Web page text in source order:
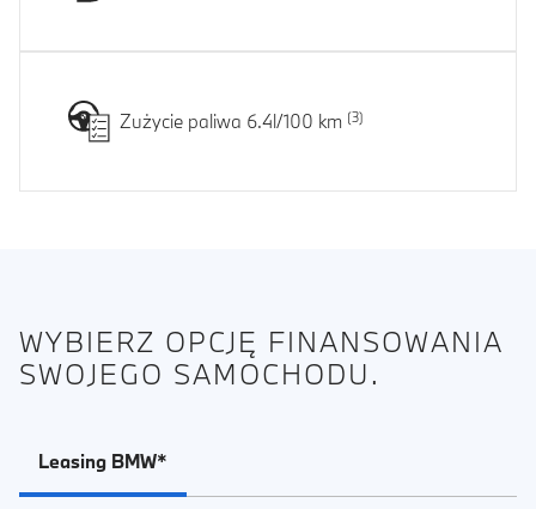
Zużycie paliwa 6.4l/100 km
WYBIERZ OPCJĘ FINANSOWANIA
SWOJEGO SAMOCHODU.
Leasing BMW*